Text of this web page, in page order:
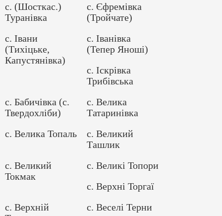
с. (Шосткас.)
Туранівка
с. Єфремівка
(Тройчате)
с. Івани
(Тихіцьке,
Капустянівка)
с. Іванівка
(Тепер Яноші)
с. Іскрівка
Трибівська
с. Бабичівка (с.
Твердохліби)
с. Велика
Татаринівка
с. Велика Топаль
с. Великий
Ташлик
с. Великий
Токмак
с. Великі Топори
с. Верхні Торгаї
с. Верхній
с. Веселі Терни